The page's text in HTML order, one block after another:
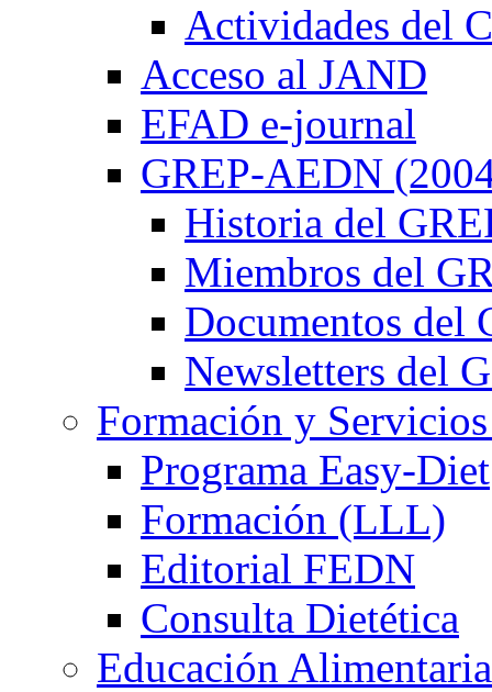
Actividades del
Acceso al JAND
EFAD e-journal
GREP-AEDN
Historia del
Miembros del
Documentos del
Newsletters del
Formación y
Programa Easy-Diet
Formación (LLL)
Editorial FEDN
Consulta Dietética
Educación Alimentaria